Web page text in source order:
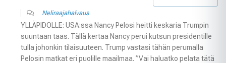
Neliraajahalvaus
YLLÄPIDOLLE: USA:ssa Nancy Pelosi heitti keskaria Trumpin
suuntaan taas. Tällä kertaa Nancy perui kutsun presidentille
tulla johonkin tilaisuuteen. Trump vastasi tähän perumalla
Pelosin matkat eri puolille maailmaa. ”Vai haluatko pelata tätä